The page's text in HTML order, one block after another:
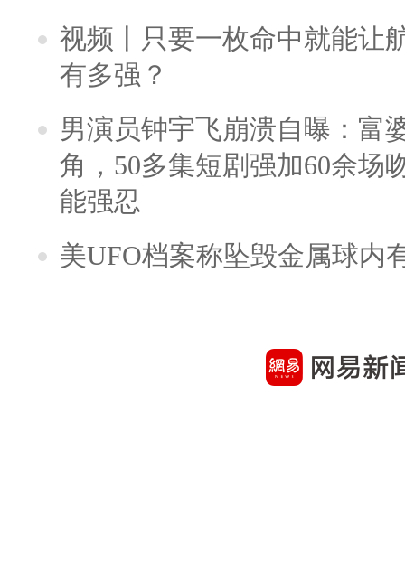
视频丨只要一枚命中就能让
有多强？
男演员钟宇飞崩溃自曝：富
角，50多集短剧强加60余场
能强忍
美UFO档案称坠毁金属球内